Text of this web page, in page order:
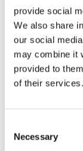
provide social
We also share
our social
may combine it
provided to
of their services.
Selection
Necessary
AO
DO
Intervallo di
temp